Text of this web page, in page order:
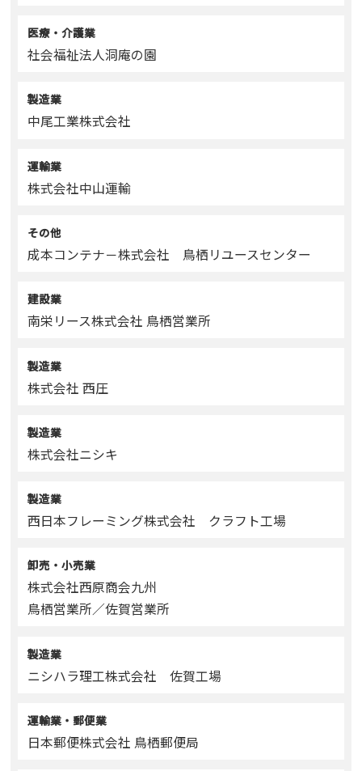
医療・介護業
社会福祉法人洞庵の園
製造業
中尾工業株式会社
運輸業
株式会社中山運輸
その他
成本コンテナ－株式会社 鳥栖リユースセンター
建設業
南栄リース株式会社 鳥栖営業所
製造業
株式会社 西圧
製造業
株式会社ニシキ
製造業
西日本フレーミング株式会社 クラフト工場
卸売・小売業
株式会社西原商会九州
鳥栖営業所／佐賀営業所
製造業
ニシハラ理工株式会社 佐賀工場
運輸業・郵便業
日本郵便株式会社 鳥栖郵便局